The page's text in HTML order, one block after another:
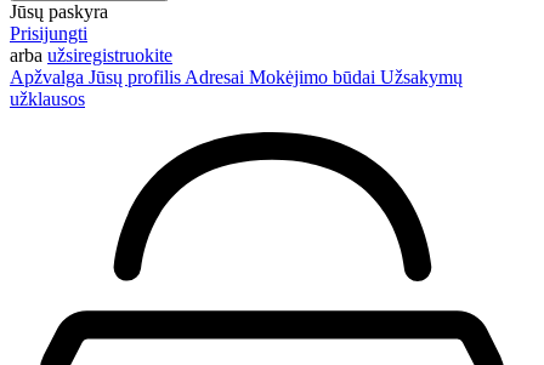
Jūsų paskyra
Prisijungti
arba užsiregistruokite
Apžvalga Jūsų profilis Adresai Mokėjimo būdai Užsakymų
užklausos